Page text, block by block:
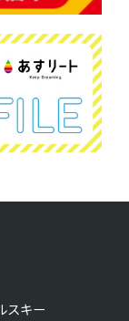
スキー